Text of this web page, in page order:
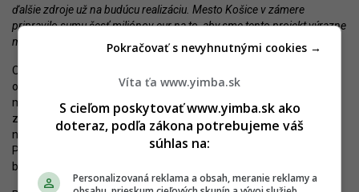
ďalšie zdroje už na budúcu realizáciu. Mesto Košice v zámere
pripravilo sumu šesť miliónov eur na to, aby sme tento projekt výrazne
mohli posunúť,
" upresnil.
OZ má objekt bývalého kina Družba a súvisiace pozemky v nájme
od mesta Košice od februára 2022. Oválna stavba z roku 1973 sa
má premeniť na multifunkčné kultúrne centrum, avšak so
zreteľom na zachovanie pôvodného vonkajšieho vzhľadu. Odhad
nákladov na stavebné práce sa pohybuje okolo 10 miliónov eur.
Posledné premietanie kina prebehlo v roku 2002. Od roku 2009 v
budove nebol žiaden nájomca a stavba postupne chátra.
Víta ťa www.yimba.sk
S cieľom poskytovať www.yimba.sk ako
doteraz, podľa zákona potrebujeme váš
súhlas na:
Personalizovaná reklama a obsah, meranie reklamy a
Pokračovať s nevyhnutnými cookies →